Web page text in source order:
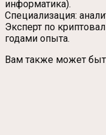
информатика).
Специализация:
Эксперт по
годами опыта.
Вам также может